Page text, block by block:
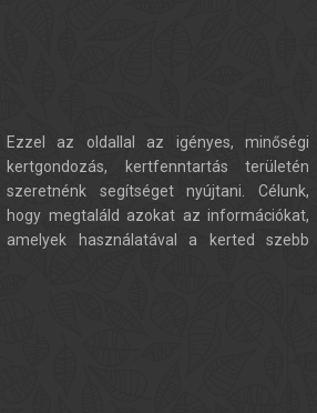
Ezzel az oldallal az igényes, minőségi
kertgondozás, kertfenntartás területén
szeretnénk segítséget nyújtani. Célunk,
hogy megtaláld azokat az információkat,
amelyek használatával a kerted szebb